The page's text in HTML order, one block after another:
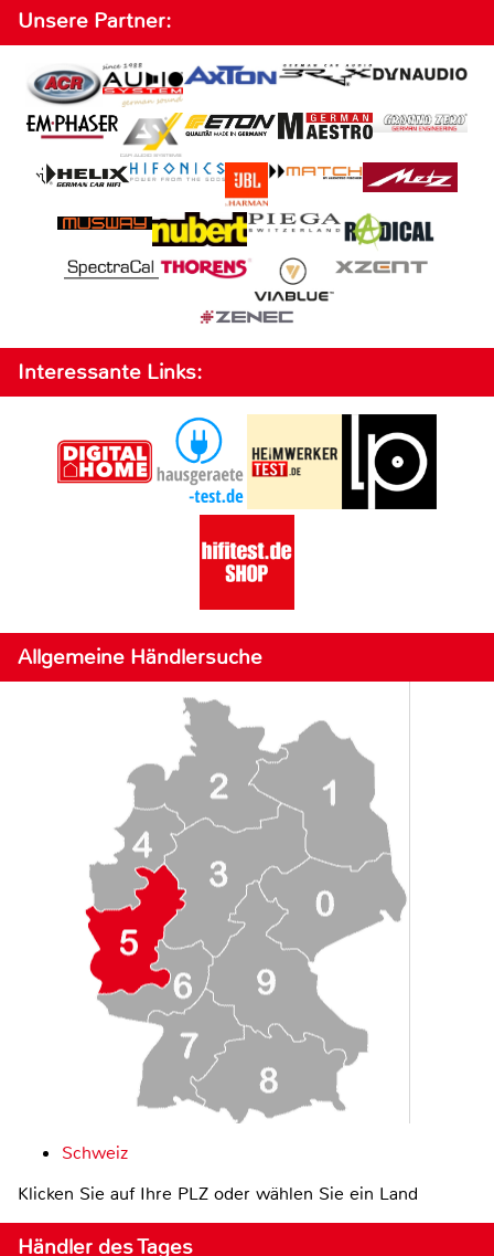
Unsere Partner:
Interessante Links:
Allgemeine Händlersuche
Schweiz
Klicken Sie auf Ihre PLZ oder wählen Sie ein Land
Händler des Tages